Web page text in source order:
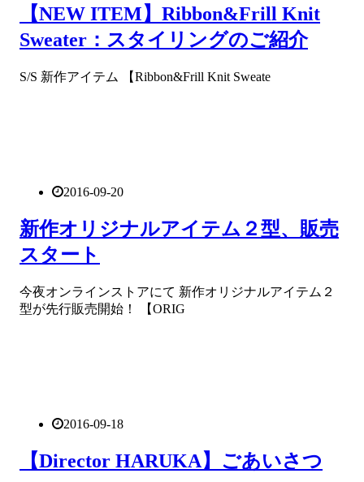
【NEW ITEM】Ribbon&Frill Knit
Sweater：スタイリングのご紹介
S/S 新作アイテム 【Ribbon&Frill Knit Sweate
2016-09-20
新作オリジナルアイテム２型、販売
スタート
今夜オンラインストアにて 新作オリジナルアイテム２
型が先行販売開始！ 【ORIG
2016-09-18
【Director HARUKA】ごあいさつ